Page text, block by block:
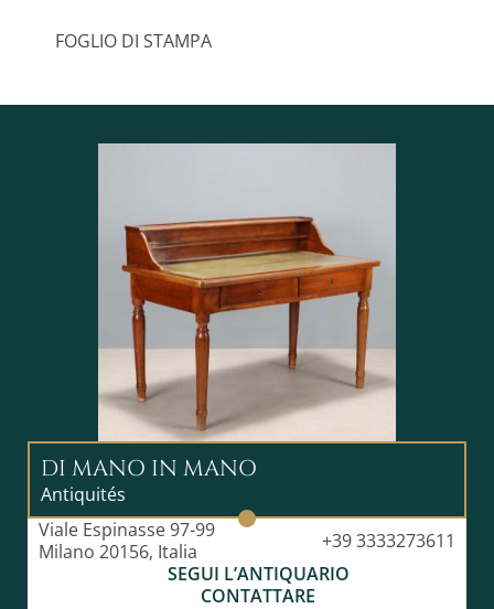
FOGLIO DI STAMPA
DI MANO IN MANO
Antiquités
Viale Espinasse 97-99
Milano 20156, Italia
+39 3333273611
SEGUI L’ANTIQUARIO
CONTATTARE